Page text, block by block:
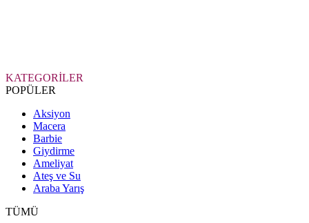
KATEGORİLER
POPÜLER
Aksiyon
Macera
Barbie
Giydirme
Ameliyat
Ateş ve Su
Araba Yarış
TÜMÜ